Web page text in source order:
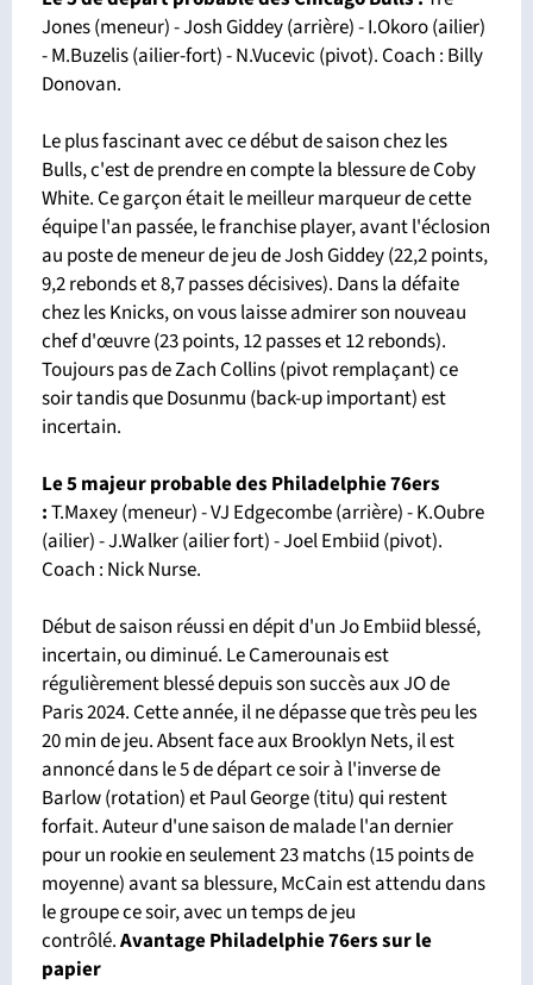
Jones (meneur) - Josh Giddey (arrière) - I.Okoro (ailier)
- M.Buzelis (ailier-fort) - N.Vucevic (pivot). Coach : Billy
Donovan.
Le plus fascinant avec ce début de saison chez les
Bulls, c'est de prendre en compte la blessure de Coby
White. Ce garçon était le meilleur marqueur de cette
équipe l'an passée, le franchise player, avant l'éclosion
au poste de meneur de jeu de Josh Giddey (22,2 points,
9,2 rebonds et 8,7 passes décisives). Dans la défaite
chez les Knicks, on vous laisse admirer son nouveau
chef d'œuvre (23 points, 12 passes et 12 rebonds).
Toujours pas de Zach Collins (pivot remplaçant) ce
soir tandis que Dosunmu (back-up important) est
incertain.
Le 5 majeur probable des Philadelphie 76ers
:T.Maxey (meneur) - VJ Edgecombe (arrière) - K.Oubre
(ailier) - J.Walker (ailier fort) - Joel Embiid (pivot).
Coach : Nick Nurse.
Début de saison réussi en dépit d'un Jo Embiid blessé,
incertain, ou diminué. Le Camerounais est
régulièrement blessé depuis son succès aux JO de
Paris 2024. Cette année, il ne dépasse que très peu les
20 min de jeu. Absent face aux Brooklyn Nets, il est
annoncé dans le 5 de départ ce soir à l'inverse de
Barlow (rotation) et Paul George (titu) qui restent
forfait. Auteur d'une saison de malade l'an dernier
pour un rookie en seulement 23 matchs (15 points de
moyenne) avant sa blessure, McCain est attendu dans
le groupe ce soir, avec un temps de jeu
contrôlé.Avantage Philadelphie 76ers sur le
papier